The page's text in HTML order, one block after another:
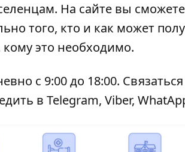
На сайте вы
того, кто и как может
это необходимо.
с 9:00 до 18:00.
в Telegram, Viber,